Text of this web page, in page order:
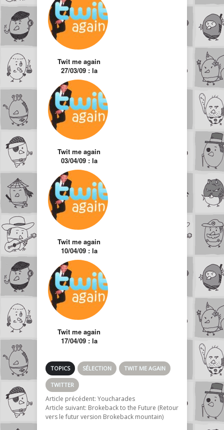
Twit me again
27/03/09 : la
sélection des twits
hors actualité
Twit me again
03/04/09 : la
sélection des twits
hors actualité
Twit me again
10/04/09 : la
sélection des twits
hors actualité
Twit me again
17/04/09 : la
TOPICS SÉLECTION TWIT ME AGAIN
TWITTER
Article précédent: Youcharades
Article suivant: Brokeback to the Future (Retour
vers le futur version Brokeback mountain)